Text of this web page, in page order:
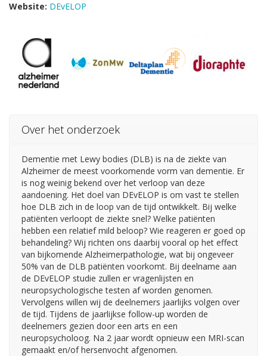
Website: DEvELOP
Over het onderzoek
Dementie met Lewy bodies (DLB) is na de ziekte van
Alzheimer de meest voorkomende vorm van dementie. Er
is nog weinig bekend over het verloop van deze
aandoening. Het doel van DEvELOP is om vast te stellen
hoe DLB zich in de loop van de tijd ontwikkelt. Bij welke
patiënten verloopt de ziekte snel? Welke patiënten
hebben een relatief mild beloop? Wie reageren er goed op
behandeling? Wij richten ons daarbij vooral op het effect
van bijkomende Alzheimerpathologie, wat bij ongeveer
50% van de DLB patiënten voorkomt. Bij deelname aan
de DEvELOP studie zullen er vragenlijsten en
neuropsychologische testen af worden genomen.
Vervolgens willen wij de deelnemers jaarlijks volgen over
de tijd. Tijdens de jaarlijkse follow-up worden de
deelnemers gezien door een arts en een
neuropsycholoog. Na 2 jaar wordt opnieuw een MRI-scan
gemaakt en/of hersenvocht afgenomen.